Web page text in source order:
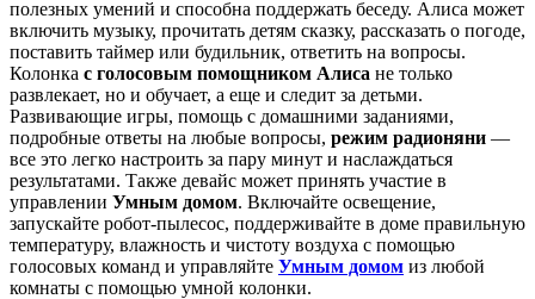
полезных умений и способна поддержать беседу. Алиса может
включить музыку, прочитать детям сказку, рассказать о погоде,
поставить таймер или будильник, ответить на вопросы.
Колонка с голосовым помощником Алиса не только
развлекает, но и обучает, а еще и следит за детьми.
Развивающие игры, помощь с домашними заданиями,
подробные ответы на любые вопросы, режим радионяни —
все это легко настроить за пару минут и наслаждаться
результатами. Также девайс может принять участие в
управлении Умным домом. Включайте освещение,
запускайте робот-пылесос, поддерживайте в доме правильную
температуру, влажность и чистоту воздуха с помощью
голосовых команд и управляйте Умным домом из любой
комнаты с помощью умной колонки.